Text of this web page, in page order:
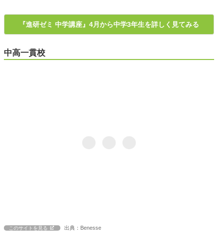
『進研ゼミ 中学講座』4月から中学3年生を詳しく見てみる
中高一貫校
このサイトを見る 出典：Benesse